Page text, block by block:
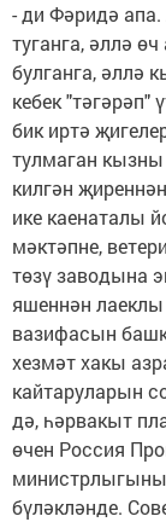
- ди Фәридә апа.
туганга, әллә
булганга, әллә
кебек
бик иртә
тулмаган кызны
килгән
ике каенаталы
мәктәпне,
төзү заводына
яшеннән
вазифасын
хезмәт хакы
кайтаруларын
дә, һәрвакыт
өчен Россия
бүләкләнде.